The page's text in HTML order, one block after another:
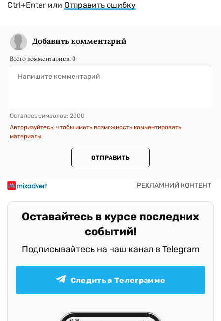
Ctrl+Enter или Отправить ошибку
Добавить комментарий
Всего комментариев: 0
Осталось символов: 2000
Авторизуйтесь, чтобы иметь возможность комментировать
материалы
ОТПРАВИТЬ
Оставайтесь в курсе последних
событий!
Подписывайтесь на наш канал в Telegram
Следить в Телеграмме